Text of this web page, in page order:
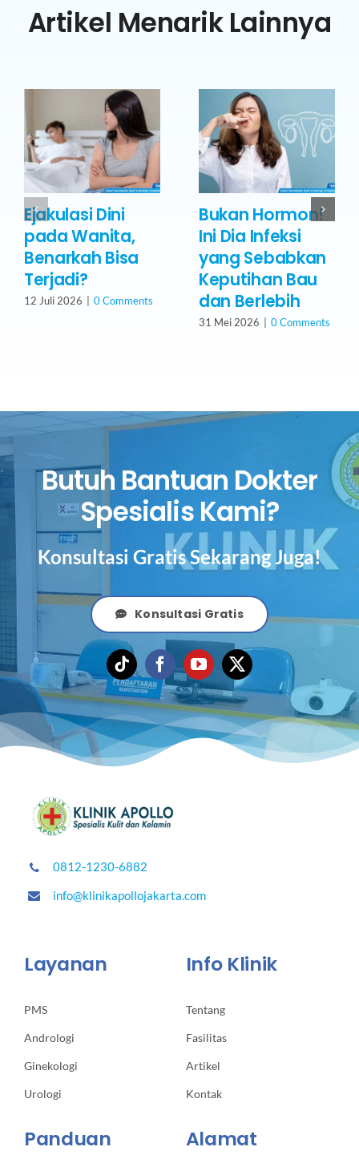
Artikel Menarik Lainnya
Ejakulasi Dini
pada Wanita,
Benarkah Bisa
Terjadi?
12 Juli 2026 | 0 Comments
Bukan Hormon!
Ini Dia Infeksi
yang Sebabkan
Keputihan Bau
dan Berlebih
31 Mei 2026 | 0 Comments
Butuh Bantuan Dokter
Spesialis Kami?
Konsultasi Gratis Sekarang Juga!
Konsultasi Gratis
0812-1230-6882
info@klinikapollojakarta.com
Layanan
PMS
Andrologi
Ginekologi
Urologi
Info Klinik
Tentang
Fasilitas
Artikel
Kontak
Panduan Alamat